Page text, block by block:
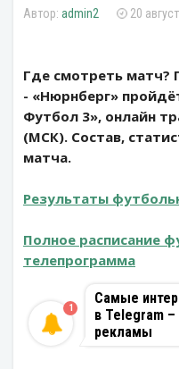
admin2 20
Где смотреть матч?
- «Нюрнберг»
Футбол 3», онлайн
(МСК). Состав,
матча.
Результаты
Полное расписание
телепрограмма
Самые
в Telegram
рекламы
1